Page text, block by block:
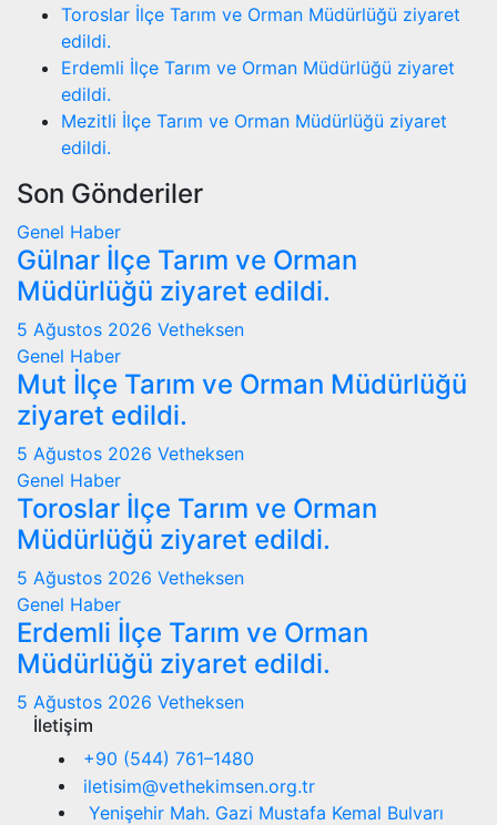
Toroslar İlçe Tarım ve Orman Müdürlüğü ziyaret
edildi.
Erdemli İlçe Tarım ve Orman Müdürlüğü ziyaret
edildi.
Mezitli İlçe Tarım ve Orman Müdürlüğü ziyaret
edildi.
Son Gönderiler
Genel Haber
Gülnar İlçe Tarım ve Orman
Müdürlüğü ziyaret edildi.
5 Ağustos 2026 Vetheksen
Genel Haber
Mut İlçe Tarım ve Orman Müdürlüğü
ziyaret edildi.
5 Ağustos 2026 Vetheksen
Genel Haber
Toroslar İlçe Tarım ve Orman
Müdürlüğü ziyaret edildi.
5 Ağustos 2026 Vetheksen
Genel Haber
Erdemli İlçe Tarım ve Orman
Müdürlüğü ziyaret edildi.
5 Ağustos 2026 Vetheksen
İletişim
+90 (544) 761–1480
iletisim@vethekimsen.org.tr
Yenişehir Mah. Gazi Mustafa Kemal Bulvarı